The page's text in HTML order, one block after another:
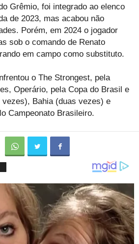
Grêmio, foi integrado ao elenco
de 2023, mas acabou não
Porém, em 2024 o jogador
sob o comando de Renato
em campo como substituto.
o The Strongest, pela
Operário, pela Copa do Brasil e
Bahia (duas vezes) e
Campeonato Brasileiro.